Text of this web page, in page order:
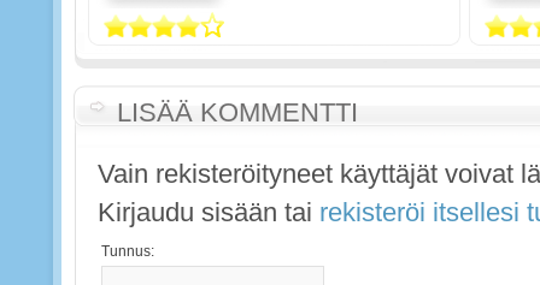
LISÄÄ KOMMENTTI
Vain rekisteröityneet käyttäjät voivat
Kirjaudu sisään tai rekisteröi itsellesi
Tunnus: